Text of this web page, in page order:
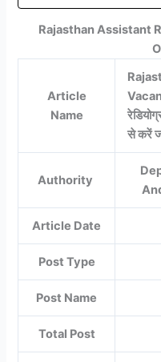
Rajasthan Assistant
Article
Name
से करें
Authority
Article Date
Post Type
Post Name
Total Post